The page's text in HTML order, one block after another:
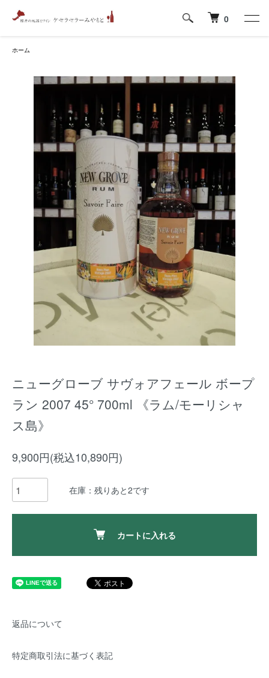
0
ホーム
ニューグローブ サヴォアフェール ボープ
ラン 2007 45° 700ml 《ラム/モーリシャ
ス島》
9,900円(税込10,890円)
在庫：残りあと2です
カートに入れる
返品について
特定商取引法に基づく表記